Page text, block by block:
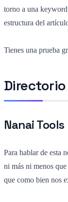
torno a una
estructura del
Tienes una prueba
Nanai Tools
Para hablar de esta
ni más ni menos que
que como bien nos